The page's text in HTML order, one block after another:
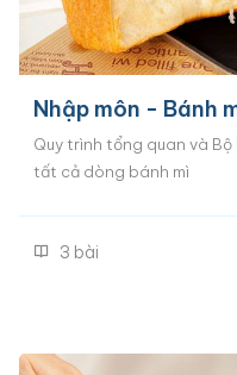
Nhập môn - Bánh
Quy trình tổng quan và
tất cả dòng bánh mì
3 bài